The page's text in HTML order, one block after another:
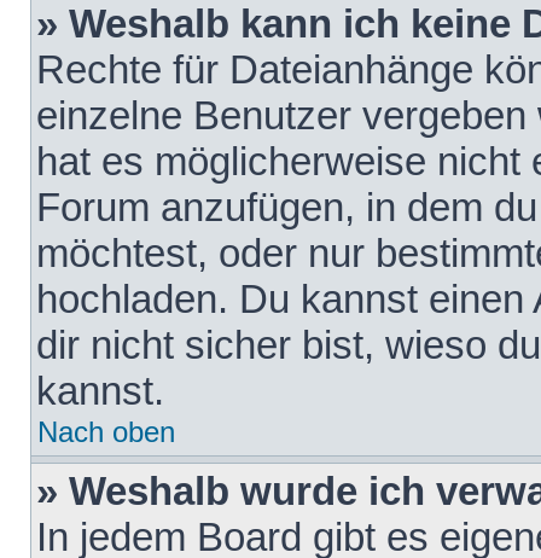
» Weshalb kann ich keine
Rechte für Dateianhänge
einzelne Benutzer
hat es möglicherweise nicht
Forum anzufügen, in dem
möchtest, oder nur
hochladen. Du kannst
dir nicht sicher bist, wieso
kannst.
Nach oben
» Weshalb wurde ich
In jedem Board gibt es